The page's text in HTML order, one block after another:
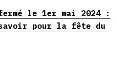
le 1er mai 2024 :
pour la fête du